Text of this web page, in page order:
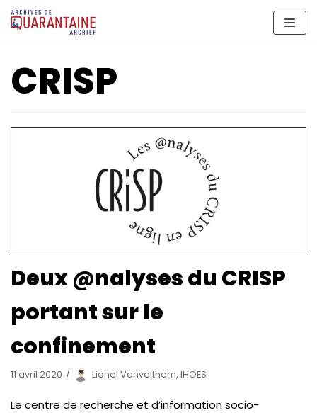
Aller
au
CRISP
Deux @nalyses du CRISP
portant sur le
confinement
11 avril 2020 Lionel Vanvelthem, IHOES
Le centre de recherche et d’information socio-